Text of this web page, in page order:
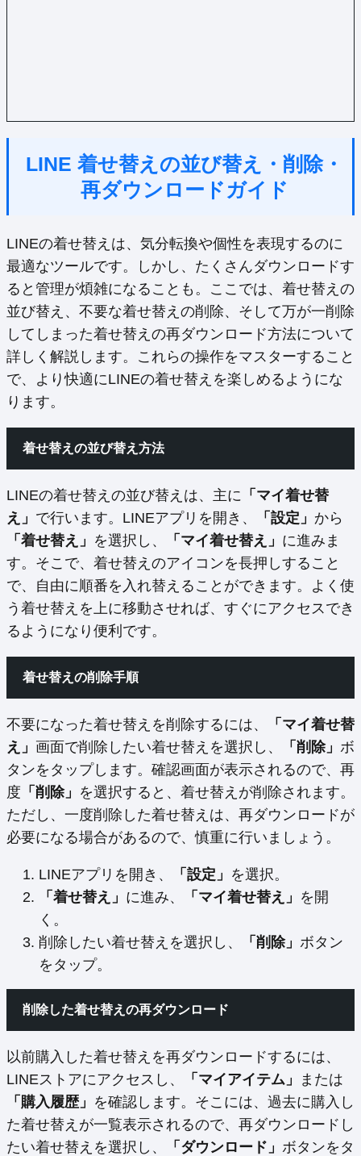
LINE 着せ替えの並び替え・削除・
再ダウンロードガイド
LINEの着せ替えは、気分転換や個性を表現するのに
最適なツールです。しかし、たくさんダウンロードす
ると管理が煩雑になることも。ここでは、着せ替えの
並び替え、不要な着せ替えの削除、そして万が一削除
してしまった着せ替えの再ダウンロード方法について
詳しく解説します。これらの操作をマスターすること
で、より快適にLINEの着せ替えを楽しめるようにな
ります。
着せ替えの並び替え方法
LINEの着せ替えの並び替えは、主に 「マイ着せ替
え」 で行います。LINEアプリを開き、 「設定」 から
「着せ替え」 を選択し、 「マイ着せ替え」 に進みま
す。そこで、着せ替えのアイコンを長押しすること
で、自由に順番を入れ替えることができます。よく使
う着せ替えを上に移動させれば、すぐにアクセスでき
るようになり便利です。
着せ替えの削除手順
不要になった着せ替えを削除するには、
「マイ着せ替
え」 画面で削除したい着せ替えを選択し、 「削除」 ボ
タンをタップします。確認画面が表示されるので、再
度 「削除」 を選択すると、着せ替えが削除されます。
ただし、一度削除した着せ替えは、再ダウンロードが
必要になる場合があるので、慎重に行いましょう。
LINEアプリを開き、 「設定」 を選択。
「着せ替え」 に進み、 「マイ着せ替え」 を開
く。
削除したい着せ替えを選択し、
「削除」 ボタン
をタップ。
削除した着せ替えの再ダウンロード
以前購入した着せ替えを再ダウンロードするには、
LINEストアにアクセスし、
「マイアイテム」
または
「購入履歴」 を確認します。そこには、過去に購入し
た着せ替えが一覧表示されるので、再ダウンロードし
たい着せ替えを選択し、
「ダウンロード」 ボタンをタ